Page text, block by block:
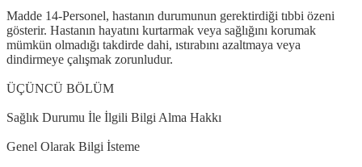
Madde 14-Personel, hastanın durumunun gerektirdiği tıbbi özeni
gösterir. Hastanın hayatını kurtarmak veya sağlığını korumak
mümkün olmadığı takdirde dahi, ıstırabını azaltmaya veya
dindirmeye çalışmak zorunludur.
ÜÇÜNCÜ BÖLÜM
Sağlık Durumu İle İlgili Bilgi Alma Hakkı
Genel Olarak Bilgi İsteme